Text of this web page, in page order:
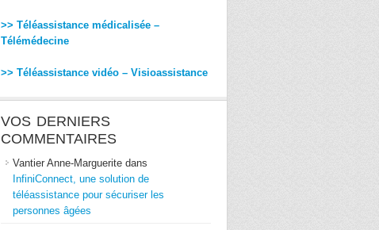
>> Téléassistance médicalisée –
Télémédecine
>> Téléassistance vidéo – Visioassistance
VOS DERNIERS
COMMENTAIRES
Vantier Anne-Marguerite dans
InfiniConnect, une solution de
téléassistance pour sécuriser les
personnes âgées